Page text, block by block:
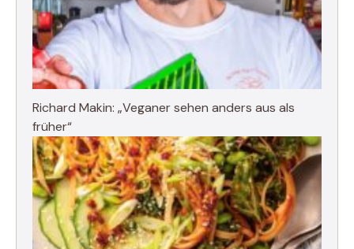
Richard Makin: „Veganer sehen anders aus als
früher“